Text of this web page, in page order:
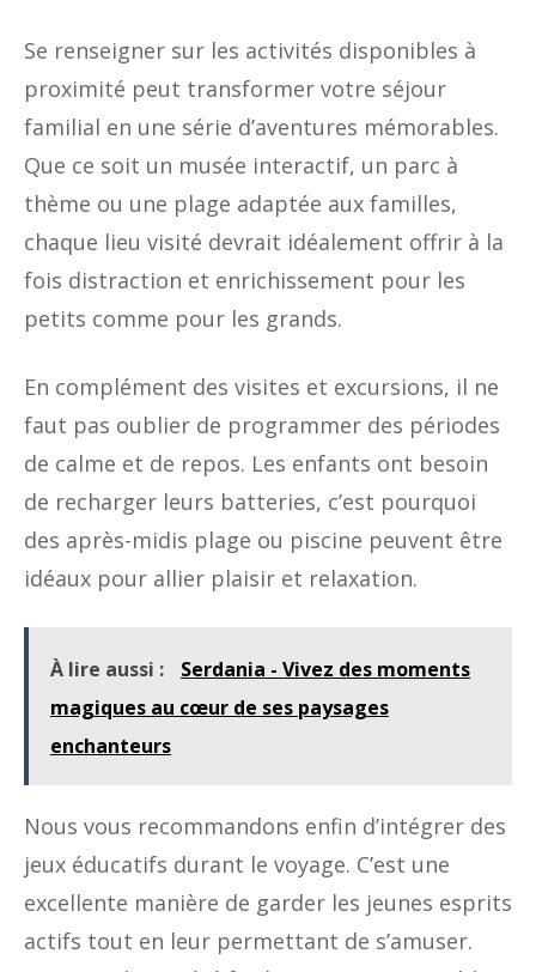
Se renseigner sur les activités disponibles à
proximité peut transformer votre séjour
familial en une série d’aventures mémorables.
Que ce soit un musée interactif, un parc à
thème ou une plage adaptée aux familles,
chaque lieu visité devrait idéalement offrir à la
fois distraction et enrichissement pour les
petits comme pour les grands.
En complément des visites et excursions, il ne
faut pas oublier de programmer des périodes
de calme et de repos. Les enfants ont besoin
de recharger leurs batteries, c’est pourquoi
des après-midis plage ou piscine peuvent être
idéaux pour allier plaisir et relaxation.
À lire aussi :
Serdania - Vivez des moments
magiques au cœur de ses paysages
enchanteurs
Nous vous recommandons enfin d’intégrer des
jeux éducatifs durant le voyage. C’est une
excellente manière de garder les jeunes esprits
actifs tout en leur permettant de s’amuser.